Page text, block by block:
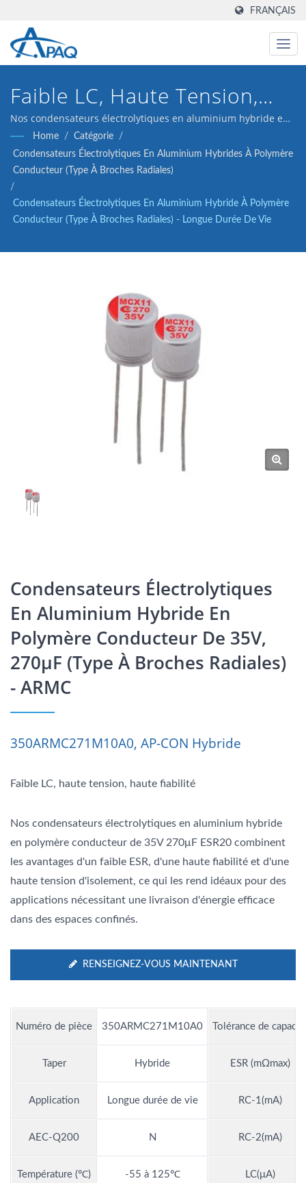
FRANÇAIS
Faible LC, Haute Tension,
Haute Fiabilité
Nos condensateurs électrolytiques en aluminium hybride en
polymère conducteur de 35V 270μF ESR 20 (type à broches
radiales) sont conçus pour répondre aux besoins des
convertisseurs DC-DC, des régulateurs de tension et des
applications de découplage.
Home / Catégorie
/
Condensateurs Électrolytiques En Aluminium Hybrides À Polymère
Conducteur (type À Broches Radiales)
/
Condensateurs Électrolytiques En Aluminium Hybride À Polymère
Conducteur (Type À Broches Radiales) - Longue Durée De Vie
Condensateurs Électrolytiques
En Aluminium Hybride En
Polymère Conducteur De 35V,
270μF (type À Broches Radiales)
- ARMC
350ARMC271M10A0, AP-CON Hybride
Faible LC, haute tension, haute fiabilité
Nos condensateurs électrolytiques en aluminium hybride
en polymère conducteur de 35V 270μF ESR20 combinent
les avantages d'un faible ESR, d'une haute fiabilité et d'une
haute tension d'isolement, ce qui les rend idéaux pour des
applications nécessitant une livraison d'énergie efficace
dans des espaces confinés.
RENSEIGNEZ-VOUS MAINTENANT
Numéro de pièce 350ARMC271M10A0 Tolérance de
Taper Hybride ESR (mΩmax)
Application Longue durée de vie RC-1(mA)
AEC-Q200 N RC-2(mA)
Température (℃) -55 à 125℃ LC(μA)